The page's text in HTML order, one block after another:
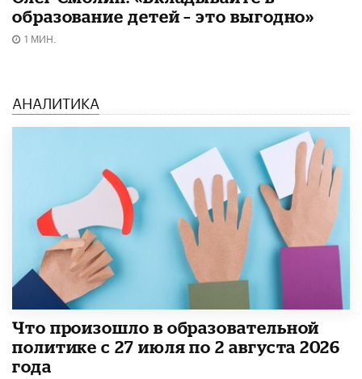
образование детей – это выгодно»
1 МИН.
АНАЛИТИКА
​Что произошло в образовательной
политике с 27 июля по 2 августа 2026
года